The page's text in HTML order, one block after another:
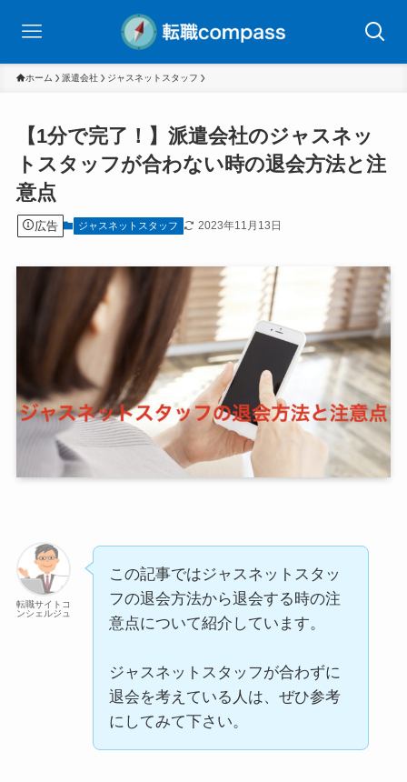
ホーム 派遣会社 ジャスネットスタッフ
【1分で完了！】派遣会社のジャスネッ
トスタッフが合わない時の退会方法と注
意点
広告 ジャスネットスタッフ 2023年11月13日
転職サイトコ
ンシェルジュ
この記事ではジャスネットスタッ
フの退会方法から退会する時の注
意点について紹介しています。
ジャスネットスタッフが合わずに
退会を考えている人は、ぜひ参考
にしてみて下さい。